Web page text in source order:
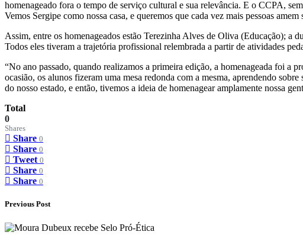
homenageado fora o tempo de serviço cultural e sua relevância. E o CCPA,
Vemos Sergipe como nossa casa, e queremos que cada vez mais pessoas
Assim, entre os homenageados estão Terezinha Alves de Oliva (Educação);
Todos eles tiveram a trajetória profissional relembrada a partir de atividades
“No ano passado, quando realizamos a primeira edição, a homenageada foi a
ocasião, os alunos fizeram uma mesa redonda com a mesma, aprendendo
do nosso estado, e então, tivemos a ideia de homenagear amplamente nossa
Total
0
Shares
Share 0
Share 0
Tweet 0
Share 0
Share 0
Previous Post